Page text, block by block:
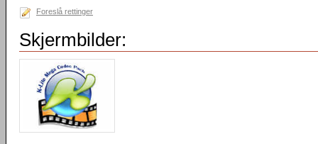
Foreslå rettinger
Skjermbilder: